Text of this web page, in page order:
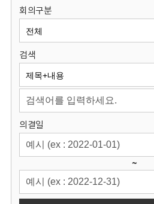
원
회
회의구분
검색
의결일
~